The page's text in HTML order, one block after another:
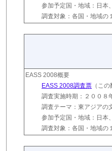
参加予定国・地域：日本
調査対象：各国・地域の
EASS 2008概要
EASS 2008調査票 （こ
調査実施時期：２００８
調査テーマ：東アジアの
参加予定国・地域：日本
調査対象：各国・地域の